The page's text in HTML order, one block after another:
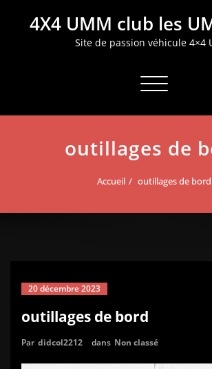
4X4 UMM club les
Site de passion véhicule 4×4
Afficher/
outillages de
Accueil outillages de bord
20 décembre 2023
outillages de bord
Par didcol2212 dans Non classé